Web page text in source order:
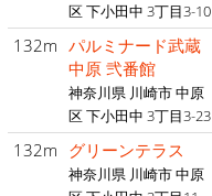
区 下小田中 3丁目3-10
132m パルミナード武蔵
中原 弐番館
神奈川県 川崎市 中原
区 下小田中 3丁目3-23
132m グリーンテラス
神奈川県 川崎市 中原